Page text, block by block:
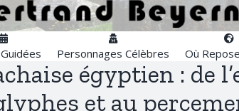
Personnages Célèbres Où
égyptien : de
et au